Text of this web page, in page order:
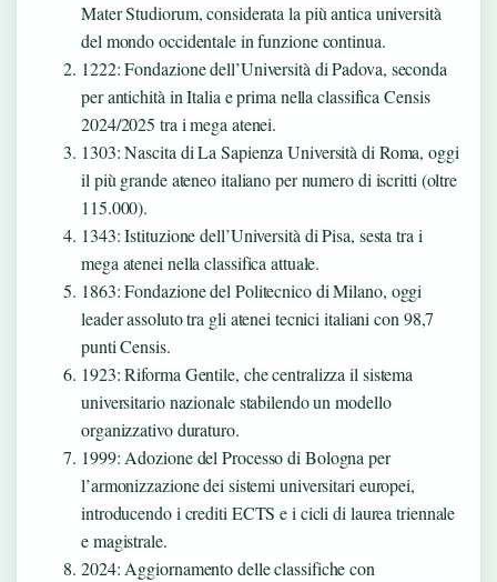
Mater Studiorum, considerata la più antica università
del mondo occidentale in funzione continua.
1222: Fondazione dell’Università di Padova, seconda
per antichità in Italia e prima nella classifica Censis
2024/2025 tra i mega atenei.
1303: Nascita di La Sapienza Università di Roma, oggi
il più grande ateneo italiano per numero di iscritti (oltre
115.000).
1343: Istituzione dell’Università di Pisa, sesta tra i
mega atenei nella classifica attuale.
1863: Fondazione del Politecnico di Milano, oggi
leader assoluto tra gli atenei tecnici italiani con 98,7
punti Censis.
1923: Riforma Gentile, che centralizza il sistema
universitario nazionale stabilendo un modello
organizzativo duraturo.
1999: Adozione del Processo di Bologna per
l’armonizzazione dei sistemi universitari europei,
introducendo i crediti ECTS e i cicli di laurea triennale
e magistrale.
2024: Aggiornamento delle classifiche con